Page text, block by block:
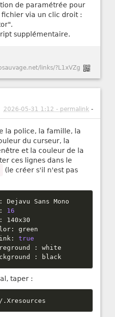
de paramétrée pour
via un clic droit :
supplémentaire.
links/?L1xVZg
2026-05-31 1:12 - permalink -
la police, la famille, la
du curseur, la
et la couleur de la
ces lignes dans le
(le créer s'il n'est pas
:
Dejavu Sans Mono
:
16
:
140x30
:
green
:
true
:
white
: black
taper :
/ .Xresources